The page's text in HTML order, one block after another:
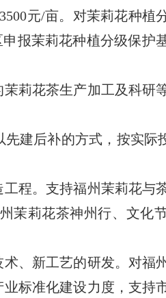
3500元/亩。 对茉莉花种植
申报茉莉花种植分级保护
莉花茶生产加工及科研
建后补的方式，按实际
程。支持福州茉莉花与
茉莉花茶神州行、文化
、新工艺的研发。对福
标准化建设力度，支持